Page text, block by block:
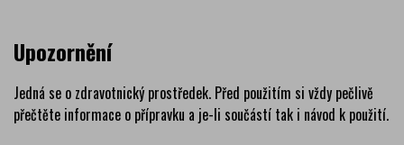
Upozornění
Jedná se o zdravotnický prostředek. Před použitím si vždy pečlivě
přečtěte informace o přípravku a je-li součástí tak i návod k použití.